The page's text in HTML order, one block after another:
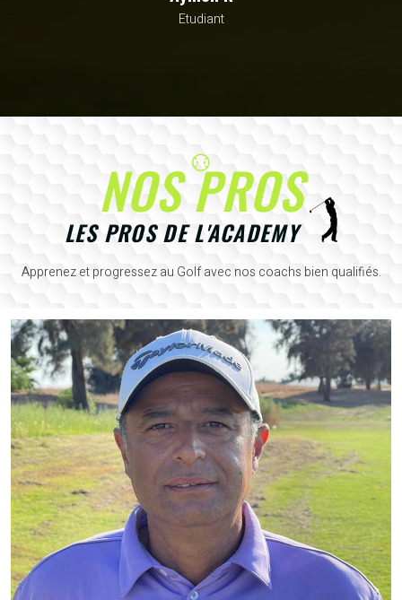
NOS PROS
LES PROS DE L'ACADEMY
Apprenez et progressez au Golf avec nos coachs bien qualifiés.